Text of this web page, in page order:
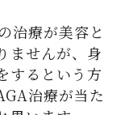
治療が美容と
ませんが、身
するという方
治療が当た